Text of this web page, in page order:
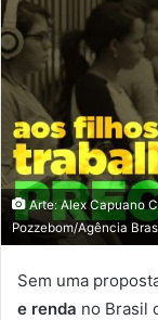
Arte: Alex Capuano
Pozzebom/Agência
Sem uma
e renda no Brasil